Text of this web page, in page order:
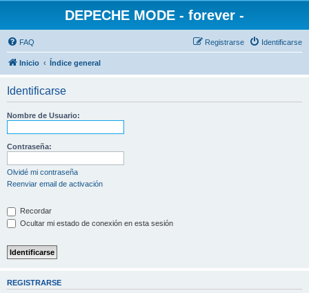
DEPECHE MODE - forever -
FAQ Identificarse
Registrarse
Inicio Índice general
Identificarse
Nombre de Usuario:
Contraseña:
Olvidé mi contraseña
Reenviar email de activación
Recordar
Ocultar mi estado de conexión en esta sesión
REGISTRARSE